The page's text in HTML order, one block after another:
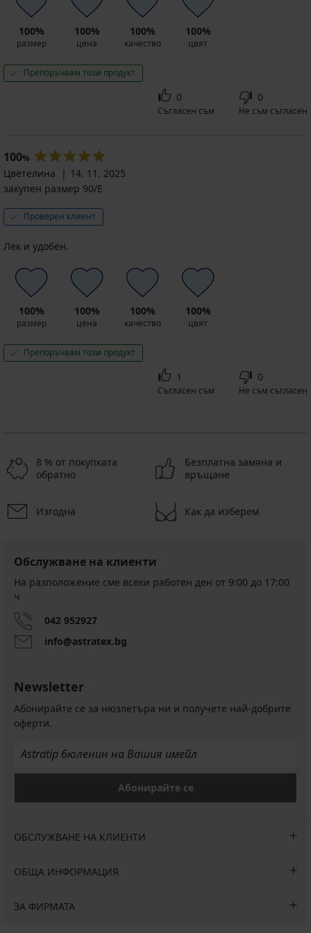
(76,26
лв.)
код
ALL25
100%
размер
100%
цена
100%
качество
100%
цвят
Препоръчвам този продукт
0
Съгласен съм
0
Не съм съгласен
100%
Цветелина
14. 11. 2025
закупен размер 90/E
Проверен клиент
Лек и удобен.
100%
размер
100%
цена
100%
качество
100%
цвят
Препоръчвам този продукт
1
Съгласен съм
0
Не съм съгласен
8 % от покупката
обратно
Безплатна замяна и
връщане
Изгодна Как да изберем
Обслужване на клиенти
На разположение сме всеки работен ден от 9:00 до 17:00
ч
042 952927
info@astratex.bg
Newsletter
Абонирайте се за нюзлетъра ни и получете най-добрите
оферти.
Абонирайте се
ОБСЛУЖВАНЕ НА КЛИЕНТИ
ОБЩА ИНФОРМАЦИЯ
ЗА ФИРМАТА